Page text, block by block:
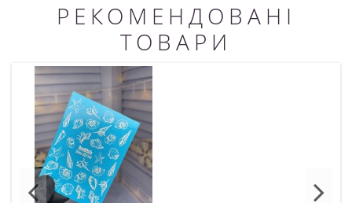
РЕКОМЕНДОВАНІ
ТОВАРИ